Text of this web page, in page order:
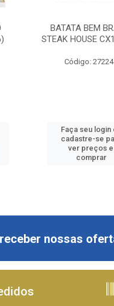
BATATA BEM
STEAK HOUSE
Código:
Faça seu login
cadastre-se
ver preços e
comprar
nossas